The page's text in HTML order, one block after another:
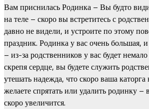
Вам приснилась Родинка – Вы будто
на теле – скоро вы встретитесь с
давно не видели, и устроите по этому
праздник. Родинка у вас очень большая, и
– из-за родственников у вас будет
скрепя сердце, вы будете служить
утешать надежда, что скоро ваша
желаете спрятать или удалить родинку –
скоро увеличится.